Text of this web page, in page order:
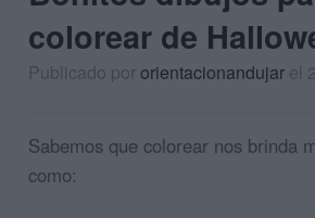
colorear de
Publicado pororientacionandujar el
Sabemos que colorear nos brinda
como: